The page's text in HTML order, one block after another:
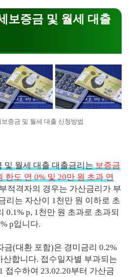
보증금 및 월세 대출
증금 및 월세 대출 신청방법
및 월세 대출 대출금리는보증금
한도 연 0% 및 20만 원 초과 연
적격자의 경우는 가산금리가 부
리는 자산이 1천만 원 이하로 초
0.1% p, 1천만 원 초과로 초과되
p입니다.
금(대환 포함)은 경미금리 0.2%
산합니다. 접수일자별 부과되는
접수하여 23.02.20부터 가산금